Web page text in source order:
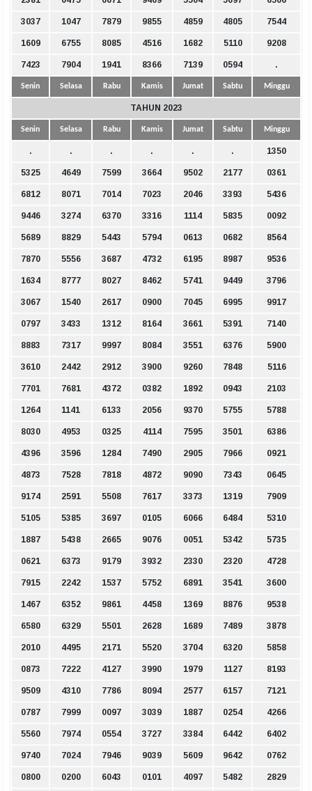
3037 1047 7879 9855 4859 4805 7544
1609 6755 8085 4516 1682 5110 9208
7423 7904 1941 8366 7139 0594 .
Senin Selasa Rabu Kamis Jumat Sabtu Minggu
TAHUN 2023
Senin Selasa Rabu Kamis Jumat Sabtu Minggu
. . . . . . 1350
5325 4649 7599 3664 9502 2177 0361
6812 8071 7014 7023 2046 3393 5436
9446 3274 6370 3316 1114 5835 0092
5689 8829 5443 5794 0613 0682 8564
7870 5556 3687 4732 6195 8987 9536
1634 8777 8027 8462 5741 9449 3796
3067 1540 2617 0900 7045 6995 9917
0797 3433 1312 8164 3661 5391 7140
8883 7317 9997 8084 3551 6376 5900
3610 2442 2912 3900 9260 7848 5116
7701 7681 4372 0382 1892 0943 2103
1264 1141 6133 2056 9370 5755 5788
8030 4953 0325 4114 7595 3501 6386
4396 3596 1284 7490 2905 7966 0921
4873 7528 7818 4872 9090 7343 0645
9174 2591 5508 7617 3373 1319 7909
5105 5385 3697 0105 6066 6484 5310
1887 5438 2665 9076 0051 5342 5735
0621 6373 9179 3932 2330 2320 4728
7915 2242 1537 5752 6891 3541 3600
1467 6352 9861 4458 1369 8876 9538
6580 6329 5501 2628 1689 7489 3878
2010 4495 2171 5520 3704 6320 5858
0873 7222 4127 3990 1979 1127 8193
9509 4310 7786 8094 2577 6157 7121
0787 7999 0097 3039 1887 0254 4266
5560 7974 0554 3727 3384 6442 6402
9740 7024 7946 9039 5609 9642 0762
0800 0200 6043 0101 4097 5482 2829